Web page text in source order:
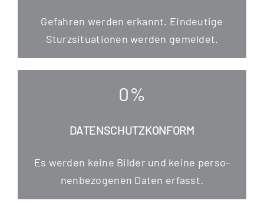
Gefah­ren wer­den erkannt. Ein­deu­ti­ge
Sturz­si­tua­tio­nen wer­den gemeldet.
0%
DATENSCHUTZKONFORM
Es wer­den kei­ne Bil­der und kei­ne per­so­
nen­be­zo­ge­nen Daten erfasst.